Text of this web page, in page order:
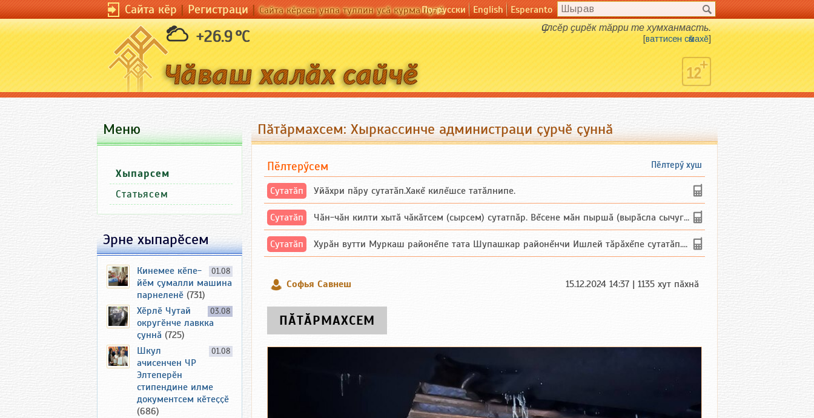
Сайта кӗр|Регистраци|Сайта кӗрсен унпа туллин усӑ курма пулӗПо-русски English Esperanto
+26.9 °C Ҫилсӗр ҫирӗк тӑрри те хумханмасть.
[ваттисен сӑмахӗ]
Пӑтӑрмахсем: Хыркассинче администраци ҫурчӗ ҫуннӑ
Пӗлтерӳ хуш
Пӗлтерӳсем
Сутатӑп Уйăхри пăру сутатăп.Хакĕ килĕшсе татăлнипе.
Сутатӑп Чăн-чăн килти хытă чăкăтсем (сырсем) сутатпăр. Вĕсене мăн пыршă (вырăсла сычуг) ...
Сутатӑп Хурăн вутти Муркаш районĕпе тата Шупашкар районĕнчи Ишлей тăрăхĕпе сутатăп. Ха...
Софья Савнеш 15.12.2024 14:37 | 1135 хут пӑхнӑ
ПӐТӐРМАХСЕМ
Меню
Хыпарсем
Статьясем
Эрне хыпарӗсем
01.08
Кинемее кӗпе-
йӗм ҫумалли машина
парнеленӗ (731)
03.08
Хӗрлӗ Чутай
округӗнче лавкка
ҫуннӑ (725)
01.08
Шкул
ачисенчен ЧР
Элтеперӗн
стипендине илме
документсем кӗтеҫҫӗ
(686)